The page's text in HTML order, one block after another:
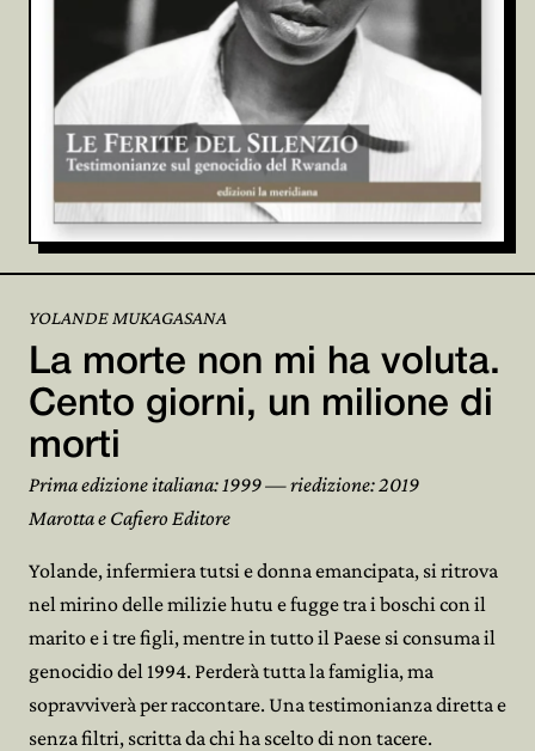
YOLANDE MUKAGASANA
La morte non mi ha voluta.
Cento giorni, un milione di
morti
Prima edizione italiana: 1999 — riedizione: 2019
Marotta e Cafiero Editore
Yolande, infermiera tutsi e donna emancipata, si ritrova
nel mirino delle milizie hutu e fugge tra i boschi con il
marito e i tre figli, mentre in tutto il Paese si consuma il
genocidio del 1994. Perderà tutta la famiglia, ma
sopravviverà per raccontare. Una testimonianza diretta e
senza filtri, scritta da chi ha scelto di non tacere.